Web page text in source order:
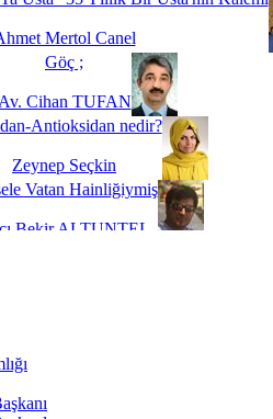
Mertol Canel
Göç ;
Av. Cihan TUFAN
Antioksidan nedir?
Zeynep Seçkin
Vatan Hainliğiymiş
Bekir ALTUNTEL
Kısa Bir Süre De Olsa Burdayız
Savaş ŞENEL
Kalmadı Üstadım!